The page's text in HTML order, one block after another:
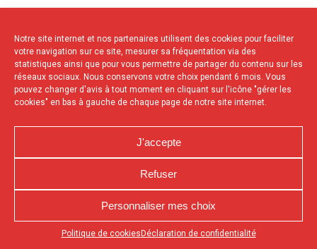
Notre site internet et nos partenaires utilisent des cookies pour faciliter
votre navigation sur ce site, mesurer sa fréquentation via des
statistiques ainsi que pour vous permettre de partager du contenu sur les
réseaux sociaux. Nous conservons votre choix pendant 6 mois. Vous
pouvez changer d'avis à tout moment en cliquant sur l'icône "gérer les
cookies" en bas à gauche de chaque page de notre site internet.
J'accepte
Refuser
Personnaliser mes choix
Politique de cookies Déclaration de confidentialité
Appuyez sur le bouton partager en bas de votre